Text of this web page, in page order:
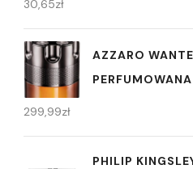
30,65zł
AZZARO
299,99zł
PHILIP